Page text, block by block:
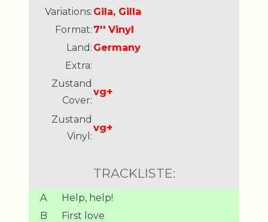
Variations: Gila, Gilla
Format: 7'' Vinyl
Land: Germany
Extra:
Zustand
Cover:
vg+
Zustand
Vinyl:
vg+
TRACKLISTE:
A
Help, help!
B
First love